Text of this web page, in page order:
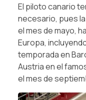
El piloto canario
necesario, pues
el mes de mayo,
Europa,
temporada en
Austria en el
el mes de